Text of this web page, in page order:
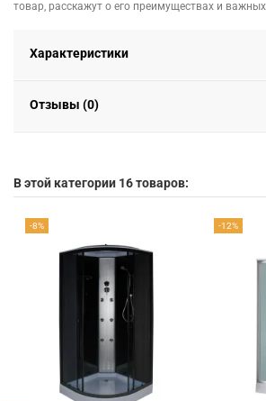
товар, расскажут о его преимуществах и важных
Характеристики
Отзывы (0)
В этой категории 16 товаров:
-8% -12%